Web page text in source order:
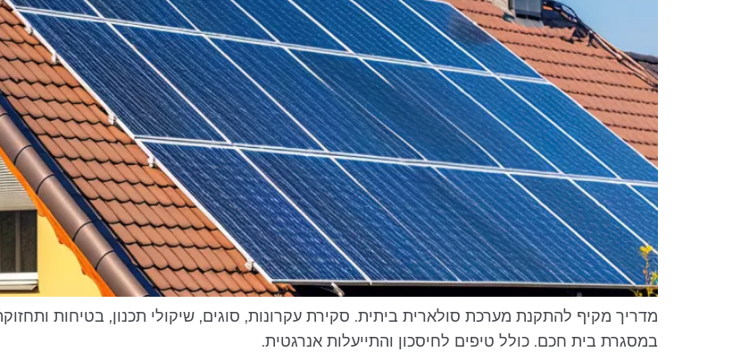
מדריך מקיף להתקנת מערכת סולארית ביתית. סקירת עקרונות, סוגים, שיקולי תכנון, בטיחות
במסגרת בית חכם. כולל טיפים לחיסכון והתייעלות אנרגטית.